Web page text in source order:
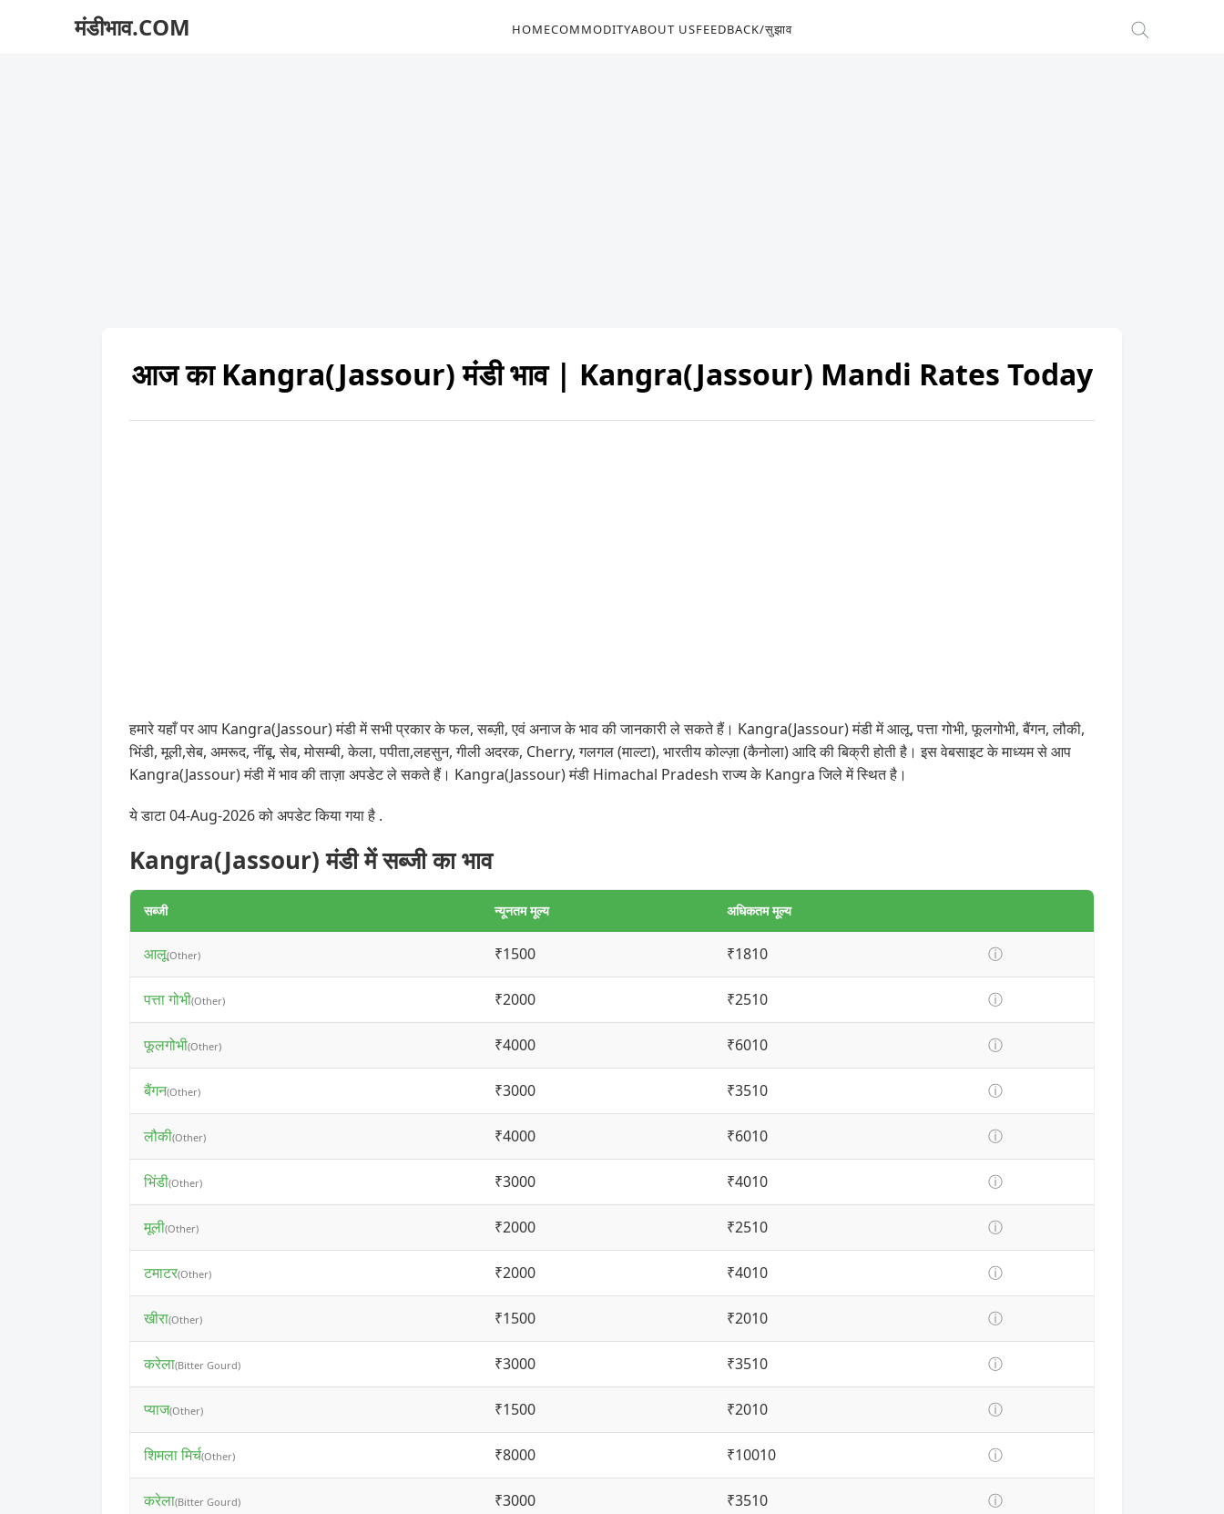
मंडीभाव.COM HOMECOMMODITYABOUT USFEEDBACK/सुझाव
आज का Kangra(Jassour) मंडी भाव | Kangra(Jassour) Mandi Rates Today
हमारे यहाँ पर आप Kangra(Jassour) मंडी में सभी प्रकार के फल, सब्ज़ी, एवं अनाज के भाव की जानकारी ले सकते हैं। Kangra(Jassour) मंडी में आलू, पत्ता गोभी, फूलगोभी, बैंगन, लौकी,
भिंडी, मूली,सेब, अमरूद, नींबू, सेब, मोसम्बी, केला, पपीता,लहसुन, गीली अदरक, Cherry, गलगल (माल्टा), भारतीय कोल्ज़ा (कैनोला) आदि की बिक्री होती है। इस वेबसाइट के माध्यम से आप
Kangra(Jassour) मंडी में भाव की ताज़ा अपडेट ले सकते हैं। Kangra(Jassour) मंडी Himachal Pradesh राज्य के Kangra जिले में स्थित है।
ये डाटा 04-Aug-2026 को अपडेट किया गया है .
Kangra(Jassour) मंडी में सब्जी का भाव
सब्जी न्यूनतम मूल्य अधिकतम मूल्य
आलू(Other) ₹1500 ₹1810 ⓘ
पत्ता गोभी(Other) ₹2000 ₹2510 ⓘ
फूलगोभी(Other) ₹4000 ₹6010 ⓘ
बैंगन(Other) ₹3000 ₹3510 ⓘ
लौकी(Other) ₹4000 ₹6010 ⓘ
भिंडी(Other) ₹3000 ₹4010 ⓘ
मूली(Other) ₹2000 ₹2510 ⓘ
टमाटर(Other) ₹2000 ₹4010 ⓘ
खीरा(Other) ₹1500 ₹2010 ⓘ
करेला(Bitter Gourd) ₹3000 ₹3510 ⓘ
प्याज(Other) ₹1500 ₹2010 ⓘ
शिमला मिर्च(Other) ₹8000 ₹10010 ⓘ
करेला(Bitter Gourd) ₹3000 ₹3510 ⓘ